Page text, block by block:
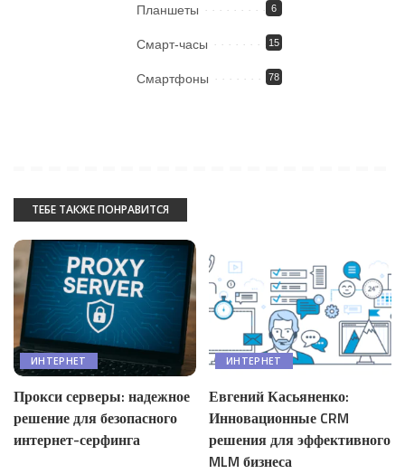
Планшеты 6
Смарт-часы 15
Смартфоны 78
ТЕБЕ ТАКЖЕ ПОНРАВИТСЯ
ИНТЕРНЕТ
Прокси серверы: надежное
решение для безопасного
интернет-серфинга
ИНТЕРНЕТ
Евгений Касьяненко:
Инновационные CRM
решения для эффективного
MLM бизнеса